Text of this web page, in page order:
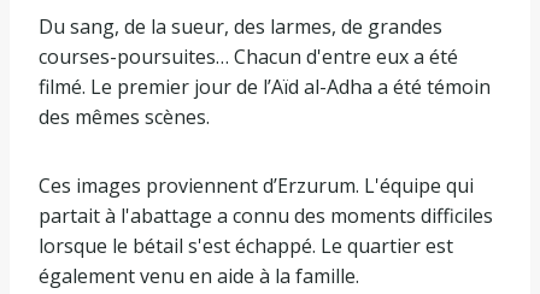
Du sang, de la sueur, des larmes, de grandes
courses-poursuites… Chacun d'entre eux a été
filmé. Le premier jour de l’Aïd al-Adha a été témoin
des mêmes scènes.
Ces images proviennent d’Erzurum. L'équipe qui
partait à l'abattage a connu des moments difficiles
lorsque le bétail s'est échappé. Le quartier est
également venu en aide à la famille.